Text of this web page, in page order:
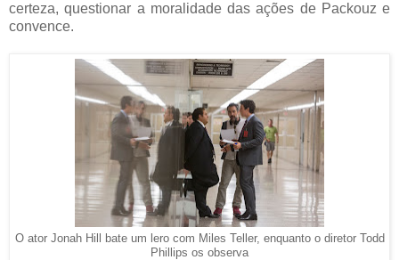
certeza, questionar a moralidade das ações de Packouz e
convence.
O ator Jonah Hill bate um lero com Miles Teller, enquanto o diretor Todd
Phillips os observa